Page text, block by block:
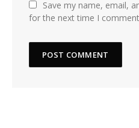
Save my name, email,
for the next time I